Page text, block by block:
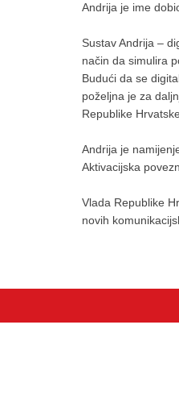
Andrija je ime
Sustav Andrija –
način da simulira
Budući da se
poželjna je za
Republike
Andrija je
Aktivacijska
Vlada Republike
novih